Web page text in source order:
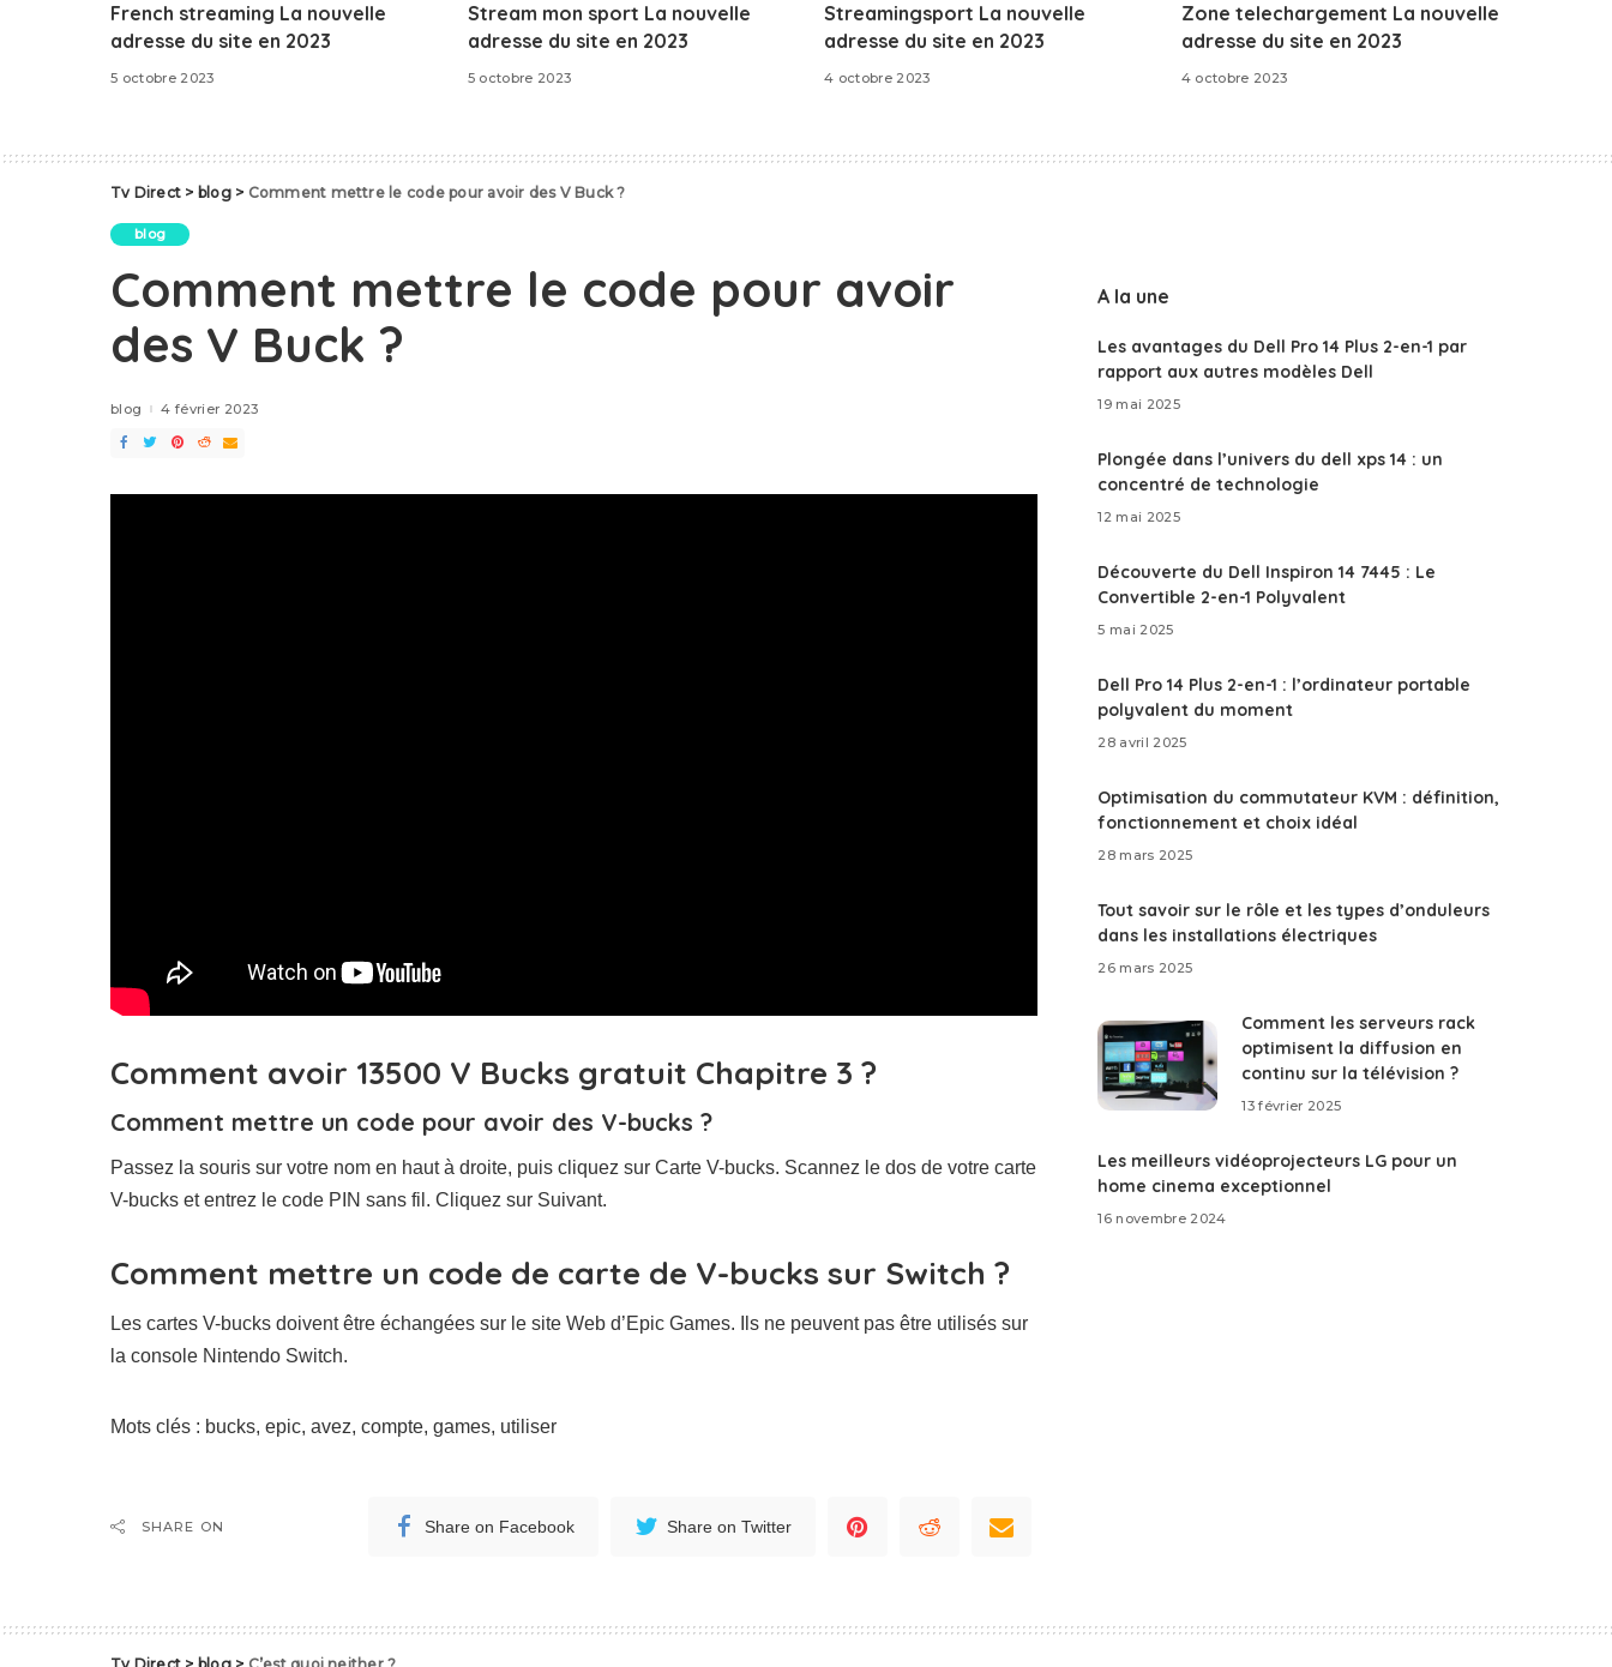
French streaming La nouvelle
adresse du site en 2023
5 octobre 2023
Stream mon sport La nouvelle
adresse du site en 2023
5 octobre 2023
Streamingsport La nouvelle
adresse du site en 2023
4 octobre 2023
Zone telechargement La nouvelle
adresse du site en 2023
4 octobre 2023
Tv Direct > blog> Comment mettre le code pour avoir des V Buck ?
blog
Comment mettre le code pour avoir
des V Buck ?
blog 4 février 2023
Comment avoir 13500 V Bucks gratuit Chapitre 3 ?
Comment mettre un code pour avoir des V-bucks ?
Passez la souris sur votre nom en haut à droite, puis cliquez sur Carte V-bucks. Scannez le dos de votre carte
V-bucks et entrez le code PIN sans fil. Cliquez sur Suivant.
Comment mettre un code de carte de V-bucks sur Switch ?
Les cartes V-bucks doivent être échangées sur le site Web d’Epic Games. Ils ne peuvent pas être utilisés sur
la console Nintendo Switch.
Mots clés : bucks, epic, avez, compte, games, utiliser
SHARE ON Share on Facebook Share on Twitter
A la une
Les avantages du Dell Pro 14 Plus 2-en-1 par
rapport aux autres modèles Dell
19 mai 2025
Plongée dans l’univers du dell xps 14 : un
concentré de technologie
12 mai 2025
Découverte du Dell Inspiron 14 7445 : Le
Convertible 2-en-1 Polyvalent
5 mai 2025
Dell Pro 14 Plus 2-en-1 : l’ordinateur portable
polyvalent du moment
28 avril 2025
Optimisation du commutateur KVM : définition,
fonctionnement et choix idéal
28 mars 2025
Tout savoir sur le rôle et les types d’onduleurs
dans les installations électriques
26 mars 2025
Comment les serveurs rack
optimisent la diffusion en
continu sur la télévision ?
13 février 2025
Les meilleurs vidéoprojecteurs LG pour un
home cinema exceptionnel
16 novembre 2024